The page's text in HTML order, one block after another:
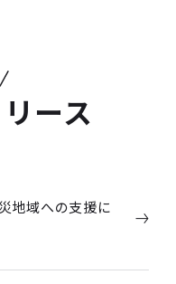
ース
地域への支援に